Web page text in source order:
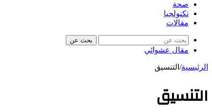
صحة
تكنولجيا
مقالات
بحث عن
مقال عشوائي
الرئيسية/ التنسيق
التنسيق